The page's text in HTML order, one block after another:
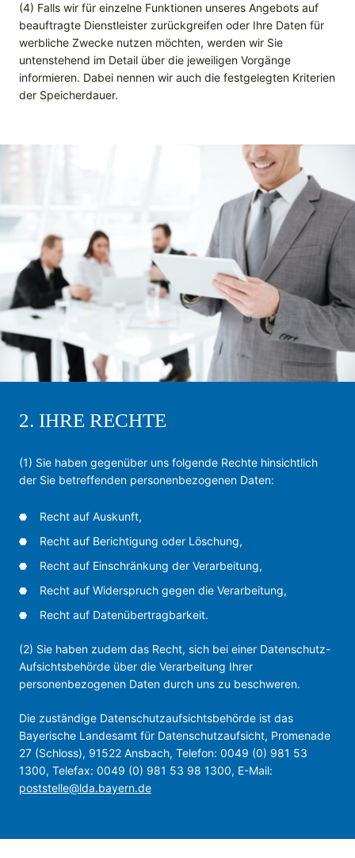
(4) Falls wir für einzelne Funktionen unseres Angebots auf
beauftragte Dienstleister zurückgreifen oder Ihre Daten für
werbliche Zwecke nutzen möchten, werden wir Sie
untenstehend im Detail über die jeweiligen Vorgänge
informieren. Dabei nennen wir auch die festgelegten Kriterien
der Speicherdauer.
2. IHRE RECHTE
(1) Sie haben gegenüber uns folgende Rechte hinsichtlich
der Sie betreffenden personenbezogenen Daten:
Recht auf Auskunft,
Recht auf Berichtigung oder Löschung,
Recht auf Einschränkung der Verarbeitung,
Recht auf Widerspruch gegen die Verarbeitung,
Recht auf Datenübertragbarkeit.
(2) Sie haben zudem das Recht, sich bei einer Datenschutz-
Aufsichtsbehörde über die Verarbeitung Ihrer
personenbezogenen Daten durch uns zu beschweren.
Die zuständige Datenschutzaufsichtsbehörde ist das
Bayerische Landesamt für Datenschutzaufsicht, Promenade
27 (Schloss), 91522 Ansbach, Telefon: 0049 (0) 981 53
1300, Telefax: 0049 (0) 981 53 98 1300, E-Mail:
poststelle@lda.bayern.de